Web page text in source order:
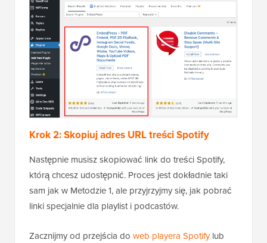
Krok 2: Skopiuj adres URL treści Spotify
Następnie musisz skopiować link do treści Spotify,
którą chcesz udostępnić. Proces jest dokładnie taki
sam jak w Metodzie 1, ale przyjrzyjmy się, jak pobrać
linki specjalnie dla playlist i podcastów.
Zacznijmy od przejścia do web playera Spotifylub